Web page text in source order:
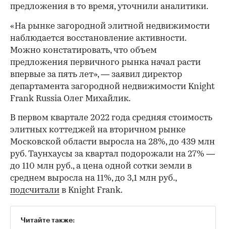
предложения в то время, уточнили аналитики.
«На рынке загородной элитной недвижимости
наблюдается восстановление активности.
Можно констатировать, что объем
предложения первичного рынка начал расти
впервые за пять лет», — заявил директор
департамента загородной недвижимости Knight
Frank Russia Олег Михайлик.
В первом квартале 2022 года средняя стоимость
элитных коттеджей на вторичном рынке
Московской области выросла на 28%, до 439 млн
руб. Таунхаусы за квартал подорожали на 27% —
до 110 млн руб., а цена одной сотки земли в
среднем выросла на 11%, до 3,1 млн руб.,
подсчитали в Knight Frank.
Читайте также: